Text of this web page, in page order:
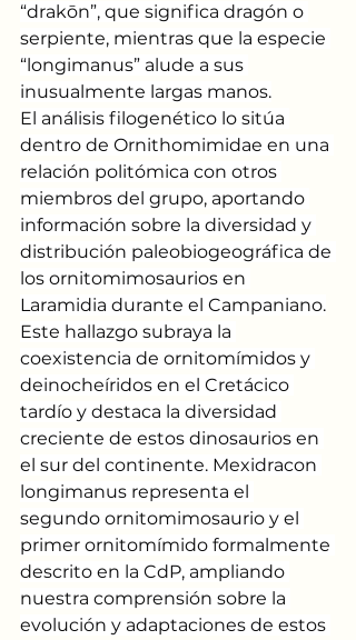
“drakōn”, que significa dragón o
serpiente, mientras que la especie
“longimanus” alude a sus
inusualmente largas manos.
El análisis filogenético lo sitúa
dentro de Ornithomimidae en una
relación politómica con otros
miembros del grupo, aportando
información sobre la diversidad y
distribución paleobiogeográfica de
los ornitomimosaurios en
Laramidia durante el Campaniano.
Este hallazgo subraya la
coexistencia de ornitomímidos y
deinocheíridos en el Cretácico
tardío y destaca la diversidad
creciente de estos dinosaurios en
el sur del continente. Mexidracon
longimanus representa el
segundo ornitomimosaurio y el
primer ornitomímido formalmente
descrito en la CdP, ampliando
nuestra comprensión sobre la
evolución y adaptaciones de estos